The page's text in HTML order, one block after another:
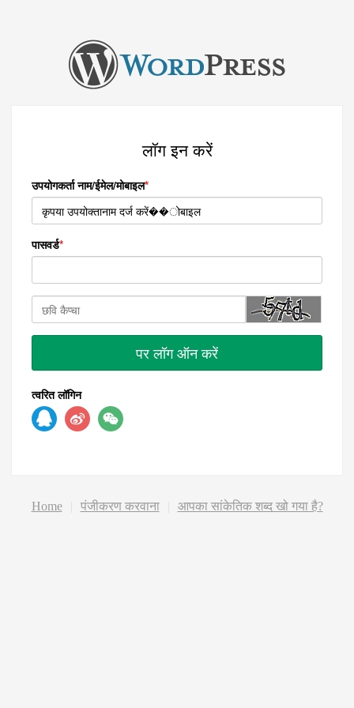
लॉग इन करें
उपयोगकर्ता नाम/ईमेल/मोबाइल
पासवर्ड
पर लॉग ऑन करें
त्वरित लॉगिन
Home पंजीकरण करवाना आपका सांकेतिक शब्द खो गया है?